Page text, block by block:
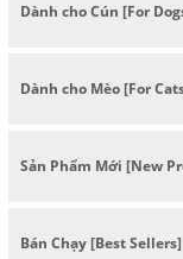
Dành cho Cún [For
Dành cho Mèo [For
Sản Phẩm Mới [New
Bán Chạy [Best Sellers]